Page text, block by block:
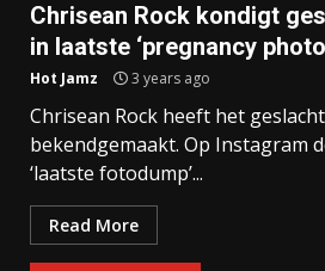
Chrisean Rock kondigt
in laatste ‘pregnancy
Hot Jamz 3 years ago
Chrisean Rock heeft het
bekendgemaakt. Op Instagram
‘laatste fotodump’...
Read More